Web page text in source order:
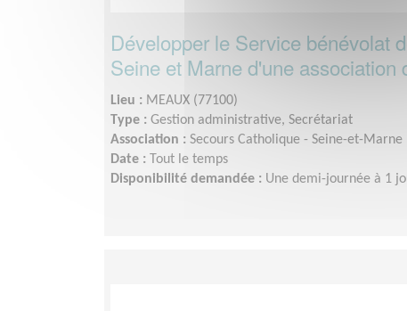
Développer le Service bénévolat
Seine et Marne d'une association
Lieu : MEAUX (77100)
Type : Gestion administrative, Secrétariat
Association : Secours Catholique - Seine-et-Marne
Date : Tout le temps
Disponibilité demandée : Une demi-journée à 1